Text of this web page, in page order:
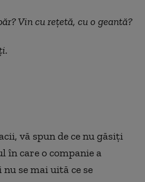
Vin cu reţetă, cu o geantă?
vă spun de ce nu găsiţi
în care o companie a
se mai uită ce se